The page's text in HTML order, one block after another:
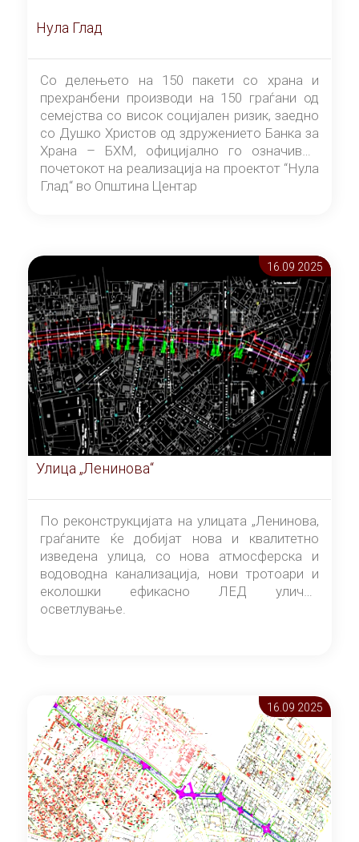
Нула Глад
Со делењето на 150 пакети со храна и
прехранбени производи на 150 граѓани од
семејства со висок социјален ризик, заедно
со Душко Христов од здружението Банка за
Храна – БХМ, официјално го означивме
почетокот на реализација на проектот “Нула
Глад“ во Општина Центар
16.09 2025
Улица „Ленинова“
По реконструкцијата на улицата „Ленинова,
граѓаните ќе добијат нова и квалитетно
изведена улица, со нова атмосферска и
водоводна канализација, нови тротоари и
еколошки ефикасно ЛЕД улично
осветлување.
16.09 2025